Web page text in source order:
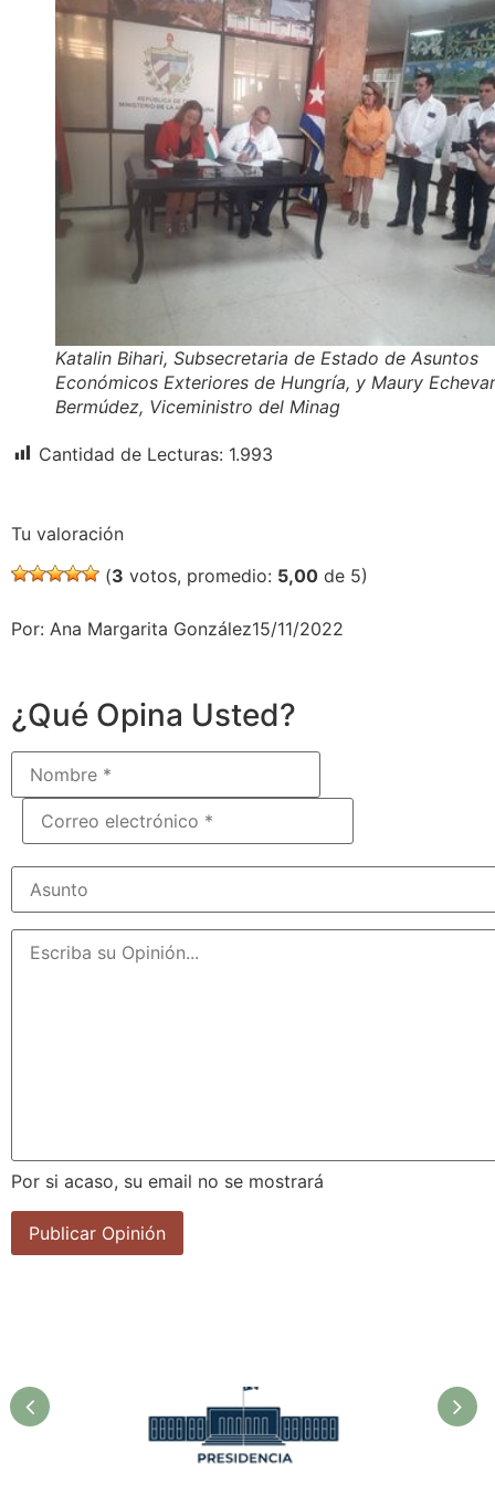
Katalin Bihari, Subsecretaria de Estado de Asuntos
Económicos Exteriores de Hungría, y Maury
Bermúdez, Viceministro del Minag
Cantidad de Lecturas: 1.993
Tu valoración
(3 votos, promedio: 5,00 de 5)
Por: Ana Margarita González15/11/2022
¿Qué Opina Usted?
Por si acaso, su email no se mostrará